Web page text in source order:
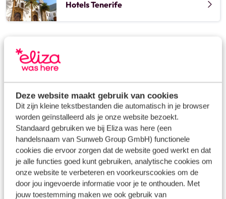
Deze website maakt gebruik van cookies
Dit zijn kleine tekstbestanden die automatisch in je browser
worden geïnstalleerd als je onze website bezoekt.
Standaard gebruiken we bij Eliza was here (een
handelsnaam van Sunweb Group GmbH) functionele
cookies die ervoor zorgen dat de website goed werkt en dat
je alle functies goed kunt gebruiken, analytische cookies om
onze website te verbeteren en voorkeurscookies om de
door jou ingevoerde informatie voor je te onthouden. Met
jouw toestemming maken we ook gebruik van
Hotels Tenerife
Kleinschalige hotels in de
Algarve; dit kun je verwachten
Een kleinschalig hotel in de Algarve is perfect voor wie
houdt van rust, charme en persoonlijke aandacht.
Stelletjes boeken vaak een romantisch hotel in de buurt
van Monchique met uitzicht over de heuvels.